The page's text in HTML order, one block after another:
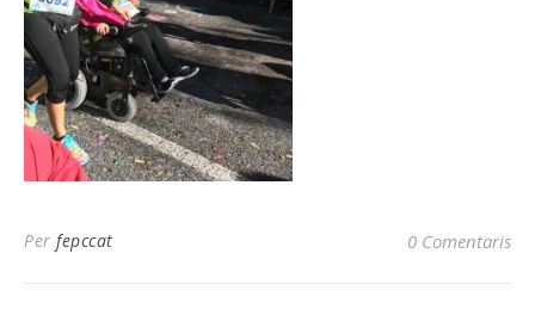
Per fepccat 0 Comentaris